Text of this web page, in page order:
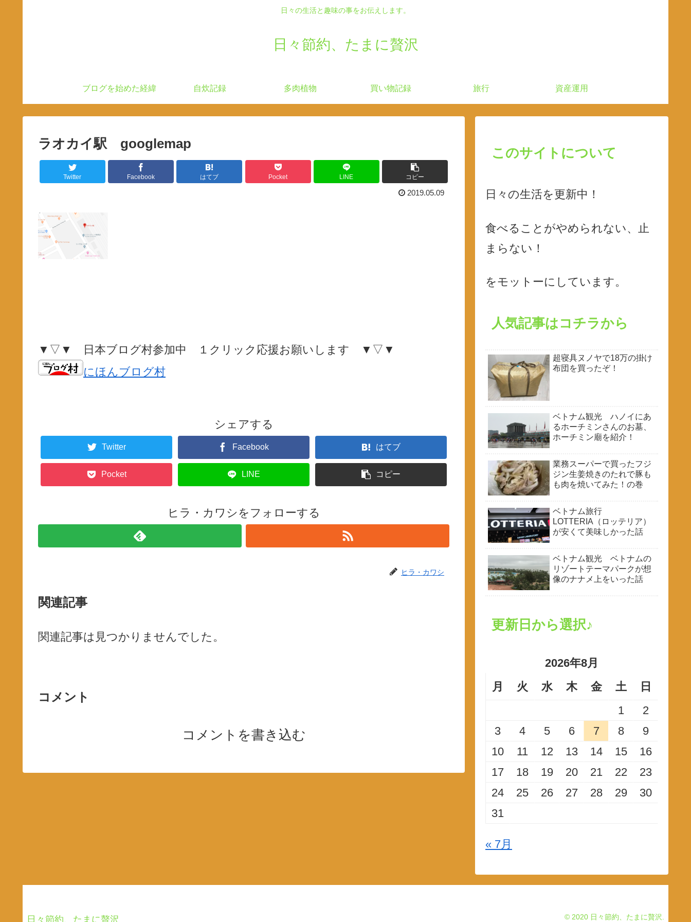
日々の生活と趣味の事をお伝えします。
日々節約、たまに贅沢
ブログを始めた経緯 自炊記録 多肉植物 買い物記録 旅行 資産運用
ラオカイ駅 googlemap
Twitter Facebook はてブ Pocket LINE コピー
2019.05.09
▼▽▼ 日本ブログ村参加中 １クリック応援お願いします ▼▽▼
にほんブログ村
シェアする
Twitter Facebook はてブ
Pocket LINE コピー
ヒラ・カワシをフォローする
ヒラ・カワシ
関連記事
関連記事は見つかりませんでした。
コメント
コメントを書き込む
このサイトについて
日々の生活を更新中！
食べることがやめられない、止
まらない！
をモットーにしています。
人気記事はコチラから
超寝具ヌノヤで18万の掛け
布団を買ったぞ！
ベトナム観光 ハノイにあ
るホーチミンさんのお墓、
ホーチミン廟を紹介！
業務スーパーで買ったフジ
ジン生姜焼きのたれで豚も
も肉を焼いてみた！の巻
ベトナム旅行
LOTTERIA（ロッテリア）
が安くて美味しかった話
ベトナム観光 ベトナムの
リゾートテーマパークが想
像のナナメ上をいった話
更新日から選択♪
2026年8月
月
火 水 木 金 土
日
1
2
3
4 5 6 7 8
9
10
11 12 13 14 15
16
17
18 19 20 21 22
23
24
25 26 27 28 29
30
31
« 7月
日々節約、たまに贅沢 © 2020 日々節約、たまに贅沢.